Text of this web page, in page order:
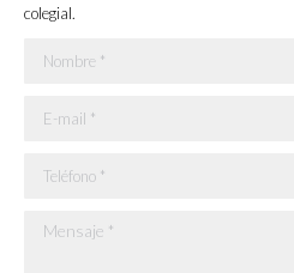
colegial.
Nombre *
E-mail *
Teléfono *
Mensaje *